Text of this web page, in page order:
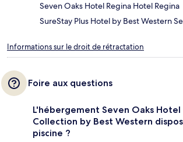
Seven Oaks Hotel Regina Hotel Regina
SureStay Plus Hotel by Best Western
Informations sur le droit de rétractation
Foire aux questions
L'hébergement Seven Oaks Hotel
Collection by Best Western
piscine ?